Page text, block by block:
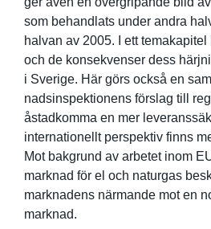
som behandlats under andra
halvan av 2005. I ett
och de konsekvens­er dess
i Sverige. Här görs också en
nadsinspek­tionens förslag till
åstadkomma en mer
internatio­nellt perspektiv finns
Mot bakgrund av arbetet inom
marknad för el och naturgas
marknadens närmande mot en
marknad.